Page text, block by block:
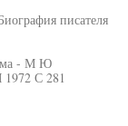
писателя
- М Ю
С 281